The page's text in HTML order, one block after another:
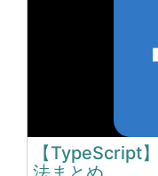
【TypeScript